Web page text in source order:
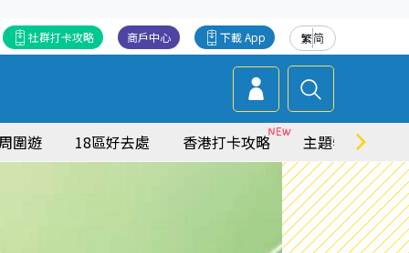
繁简
下載 App
商戶中心
社群打卡攻略
圍遊 18區好去處 香港打卡攻略 主題特集